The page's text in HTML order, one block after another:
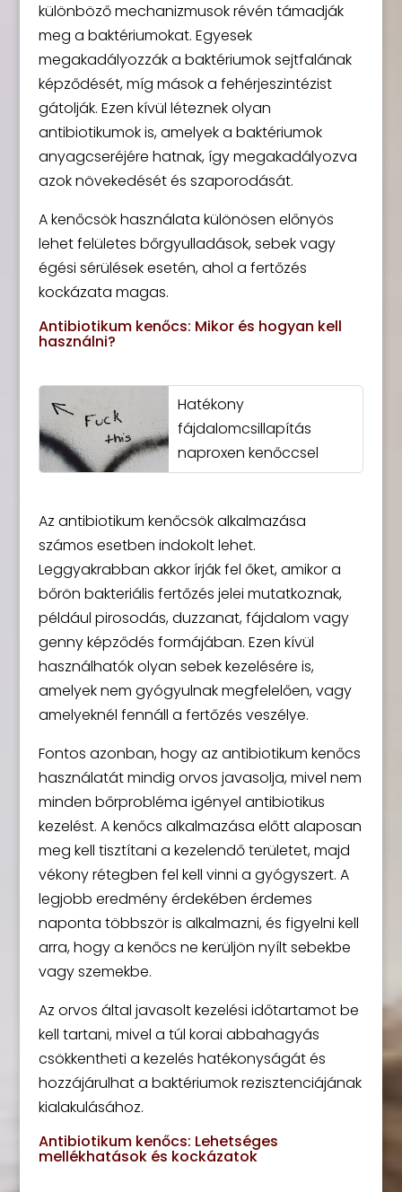
különböző mechanizmusok révén támadják
meg a baktériumokat. Egyesek
megakadályozzák a baktériumok sejtfalának
képződését, míg mások a fehérjeszintézist
gátolják. Ezen kívül léteznek olyan
antibiotikumok is, amelyek a baktériumok
anyagcseréjére hatnak, így megakadályozva
azok növekedését és szaporodását.
A kenőcsök használata különösen előnyös
lehet felületes bőrgyulladások, sebek vagy
égési sérülések esetén, ahol a fertőzés
kockázata magas.
Antibiotikum kenőcs: Mikor és hogyan kell
használni?
Hatékony
fájdalomcsillapítás
naproxen kenőccsel
Az antibiotikum kenőcsök alkalmazása
számos esetben indokolt lehet.
Leggyakrabban akkor írják fel őket, amikor a
bőrön bakteriális fertőzés jelei mutatkoznak,
például pirosodás, duzzanat, fájdalom vagy
genny képződés formájában. Ezen kívül
használhatók olyan sebek kezelésére is,
amelyek nem gyógyulnak megfelelően, vagy
amelyeknél fennáll a fertőzés veszélye.
Fontos azonban, hogy az antibiotikum kenőcs
használatát mindig orvos javasolja, mivel nem
minden bőrprobléma igényel antibiotikus
kezelést. A kenőcs alkalmazása előtt alaposan
meg kell tisztítani a kezelendő területet, majd
vékony rétegben fel kell vinni a gyógyszert. A
legjobb eredmény érdekében érdemes
naponta többször is alkalmazni, és figyelni kell
arra, hogy a kenőcs ne kerüljön nyílt sebekbe
vagy szemekbe.
Az orvos által javasolt kezelési időtartamot be
kell tartani, mivel a túl korai abbahagyás
csökkentheti a kezelés hatékonyságát és
hozzájárulhat a baktériumok rezisztenciájának
kialakulásához.
Antibiotikum kenőcs: Lehetséges
mellékhatások és kockázatok